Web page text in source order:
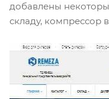
добавлены
складу, компрессор